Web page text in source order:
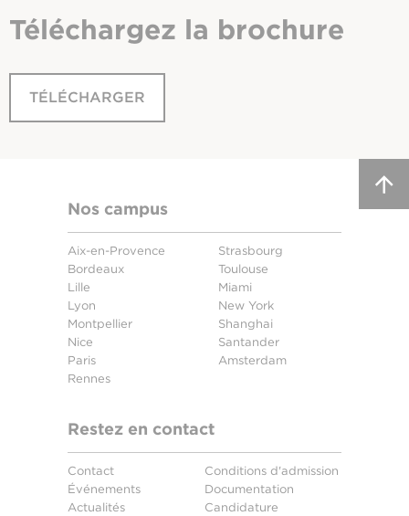
Téléchargez la brochure
TÉLÉCHARGER
Nos campus
Aix-en-Provence
Bordeaux
Lille
Lyon
Montpellier
Nice
Paris
Rennes
Strasbourg
Toulouse
Miami
New York
Shanghai
Santander
Amsterdam
Restez en contact
Contact
Événements
Actualités
Conditions d'admission
Documentation
Candidature